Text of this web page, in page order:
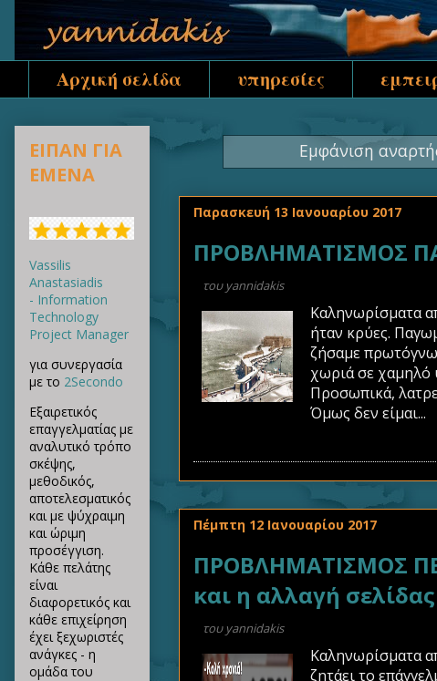
Αρχική σελίδα υπηρεσίες
Εμφάνιση
Παρασκευή 13 Ιανουαρίου 2017
ΠΡΟΒΛΗΜΑΤΙΣΜΟΣ
του yannidakis
Καληνωρίσματα
ήταν κρύες.
ζήσαμε
χωριά σε χαμηλό
Προσωπικά,
Όμως δεν είμαι...
Πέμπτη 12 Ιανουαρίου 2017
ΠΡΟΒΛΗΜΑΤΙΣΜΟΣ
και η αλλαγή σελίδας
του yannidakis
Καληνωρίσματα
ζητάει το
ΕΙΠΑΝ ΓΙΑ
ΕΜΕΝΑ
Vassilis
Anastasiadis
- Information
Technology
Project Manager
για συνεργασία
με το 2Secondo
Εξαιρετικός
επαγγελματίας με
αναλυτικό τρόπο
σκέψης,
μεθοδικός,
αποτελεσματικός
και με ψύχραιμη
και ώριμη
προσέγγιση.
Κάθε πελάτης
είναι
διαφορετικός και
κάθε επιχείρηση
έχει ξεχωριστές
ανάγκες - η
ομάδα του